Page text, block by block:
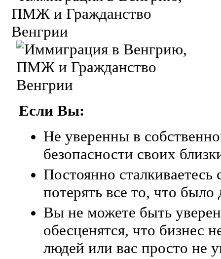
Если Вы:
Не уверенны в
безопасности своих
Постоянно
потерять все то, что было
Вы не можете быть
обесценятся, что бизнес
людей или вас просто не